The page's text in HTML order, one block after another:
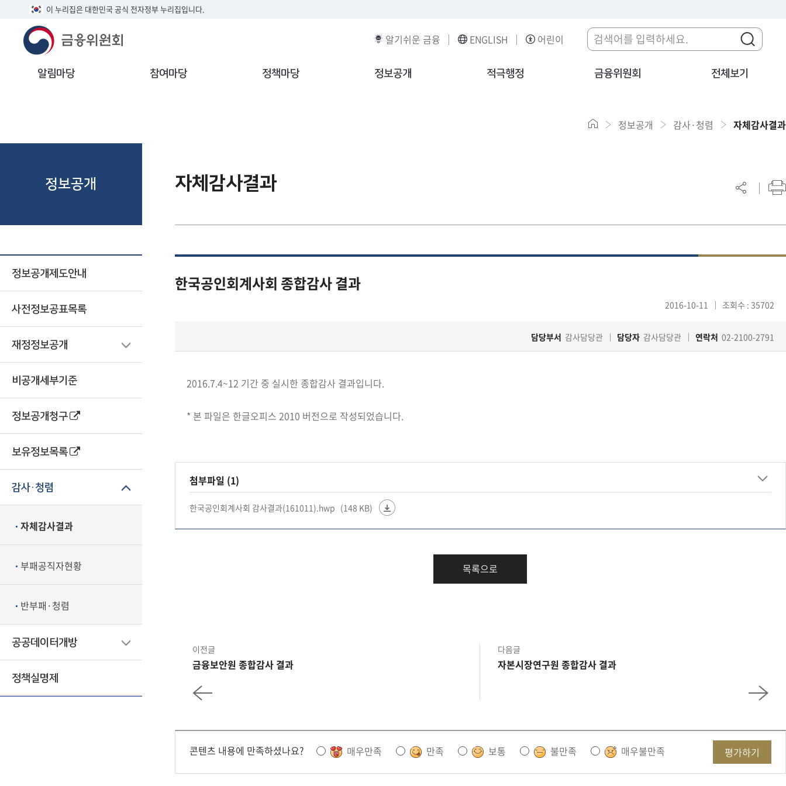
이 누리집은 대한민국 공식 전자정부 누리집입니다.
알기쉬운 금융 ENGLISH 어린이
알림마당 참여마당 정책마당 정보공개 적극행정 금융위원회 전체보기
정보공개
정보공개제도안내
사전정보공표목록
재정정보공개
비공개세부기준
정보공개청구
보유정보목록
감사·청렴
자체감사결과
부패공직자현황
반부패·청렴
공공데이터개방
정책실명제
정보공개 감사·청렴 자체감사결과
자체감사결과
한국공인회계사회 종합감사 결과
2016-10-11 조회수 : 35702
담당부서 감사담당관 담당자 감사담당관 연락처 02-2100-2791
2016.7.4~12 기간 중 실시한 종합감사 결과입니다.
* 본 파일은 한글오피스 2010 버전으로 작성되었습니다.
첨부파일 (1)
한국공인회계사회 감사결과(161011).hwp (148 KB)
목록으로
이전글
금융보안원 종합감사 결과
다음글
자본시장연구원 종합감사 결과
콘텐츠 내용에 만족하셨나요? 매우만족 만족 보통 불만족 매우불만족 평가하기